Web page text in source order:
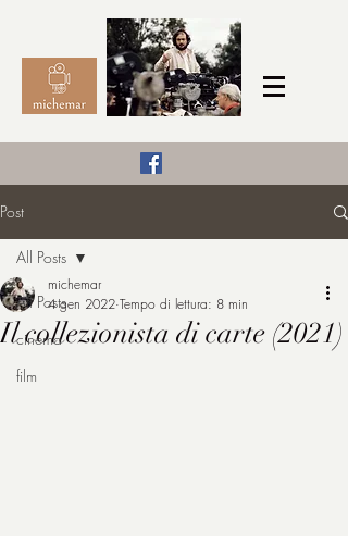
michemar
Post
All Posts
cinema
film
All Posts
Il collezionista di carte (2021)
michemar
4 gen 2022 Tempo di lettura: 8 min